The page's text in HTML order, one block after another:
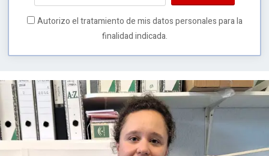
Autorizo el tratamiento de mis datos personales para la
finalidad indicada.